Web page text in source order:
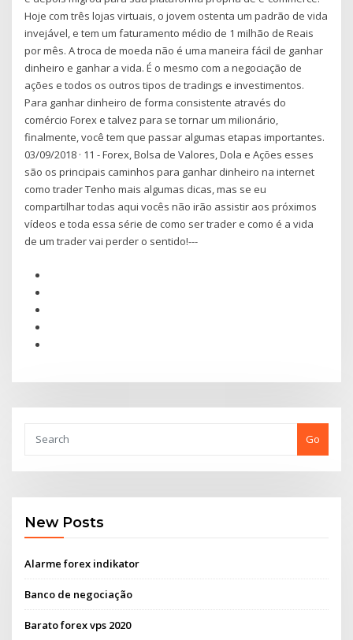
Hoje com três lojas virtuais, o jovem ostenta um padrão de vida
invejável, e tem um faturamento médio de 1 milhão de Reais
por mês. A troca de moeda não é uma maneira fácil de ganhar
dinheiro e ganhar a vida. É o mesmo com a negociação de
ações e todos os outros tipos de tradings e investimentos.
Para ganhar dinheiro de forma consistente através do
comércio Forex e talvez para se tornar um milionário,
finalmente, você tem que passar algumas etapas importantes.
03/09/2018 · 11 - Forex, Bolsa de Valores, Dola e Ações esses
são os principais caminhos para ganhar dinheiro na internet
como trader Tenho mais algumas dicas, mas se eu
compartilhar todas aqui vocês não irão assistir aos próximos
vídeos e toda essa série de como ser trader e como é a vida
de um trader vai perder o sentido!---
Go
New Posts
Alarme forex indikator
Banco de negociação
Barato forex vps 2020